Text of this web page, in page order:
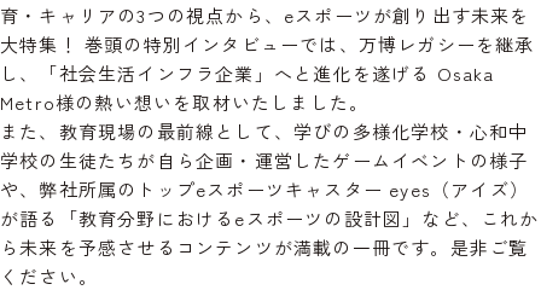
育・キャリアの3つの視点から、eスポーツが創り出す未来を
大特集！ 巻頭の特別インタビューでは、 万博レガシーを継承
し、
「社会生活インフラ企業 」へと進化を遂げる Osaka
Metro様の熱い想いを取材いたしました。
また、教育現場の最前線として、 学びの多様化学校・心和中
学校の生徒たちが自ら企画・運営したゲームイベントの様子
や、弊社所属のトップeスポーツキャスター eyes（アイズ）
が語る「教育分野におけるeスポーツの設計図」など、これか
ら未来を予感させるコンテンツが満載の一冊です。是非ご覧
ください。